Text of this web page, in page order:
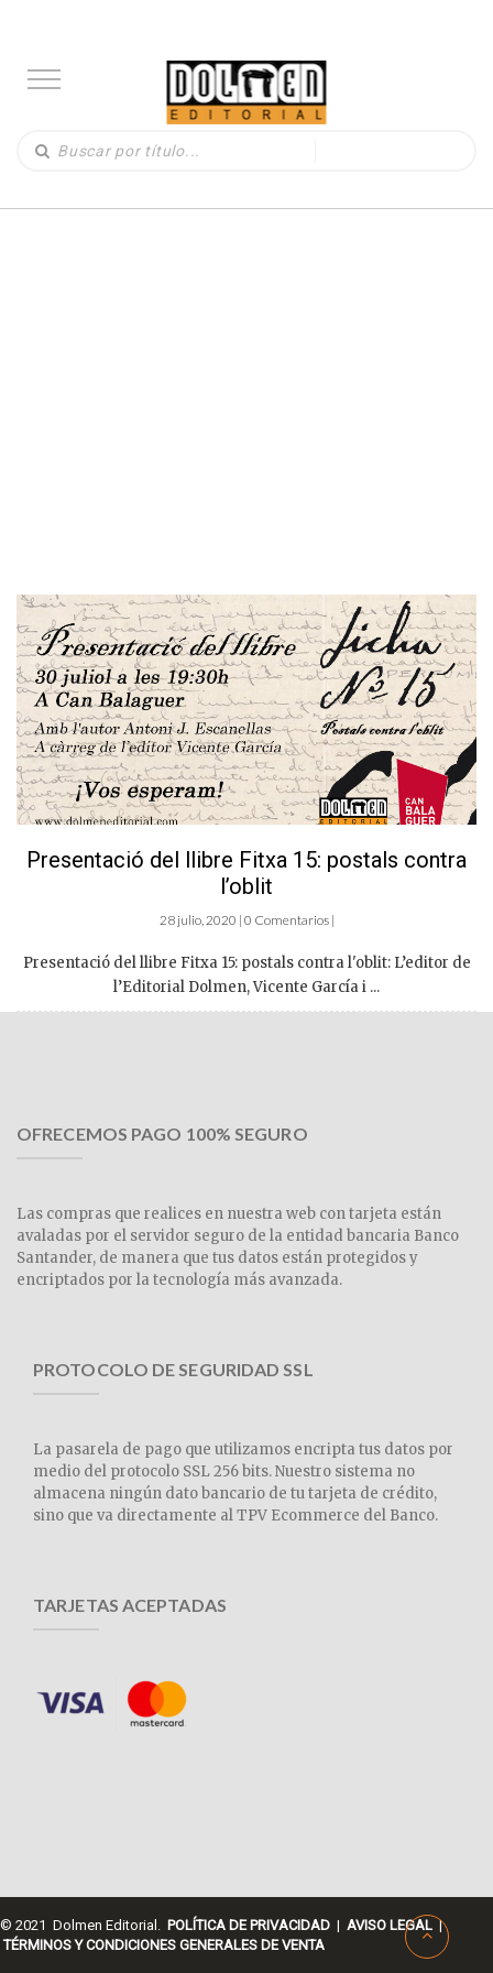
Presentació del llibre Fitxa 15: postals contra
l’oblit
28 julio, 2020 | 0 Comentarios |
Presentació del llibre Fitxa 15: postals contra l'oblit: L’editor de
l’Editorial Dolmen, Vicente García i ...
OFRECEMOS PAGO 100% SEGURO
Las compras que realices en nuestra web con tarjeta están
avaladas por el servidor seguro de la entidad bancaria Banco
Santander, de manera que tus datos están protegidos y
encriptados por la tecnología más avanzada.
PROTOCOLO DE SEGURIDAD SSL
La pasarela de pago que utilizamos encripta tus datos por
medio del protocolo SSL 256 bits. Nuestro sistema no
almacena ningún dato bancario de tu tarjeta de crédito,
sino que va directamente al TPV Ecommerce del Banco.
TARJETAS ACEPTADAS
© 2021 Dolmen Editorial. POLÍTICA DE PRIVACIDAD | AVISO LEGAL |
TÉRMINOS Y CONDICIONES GENERALES DE VENTA